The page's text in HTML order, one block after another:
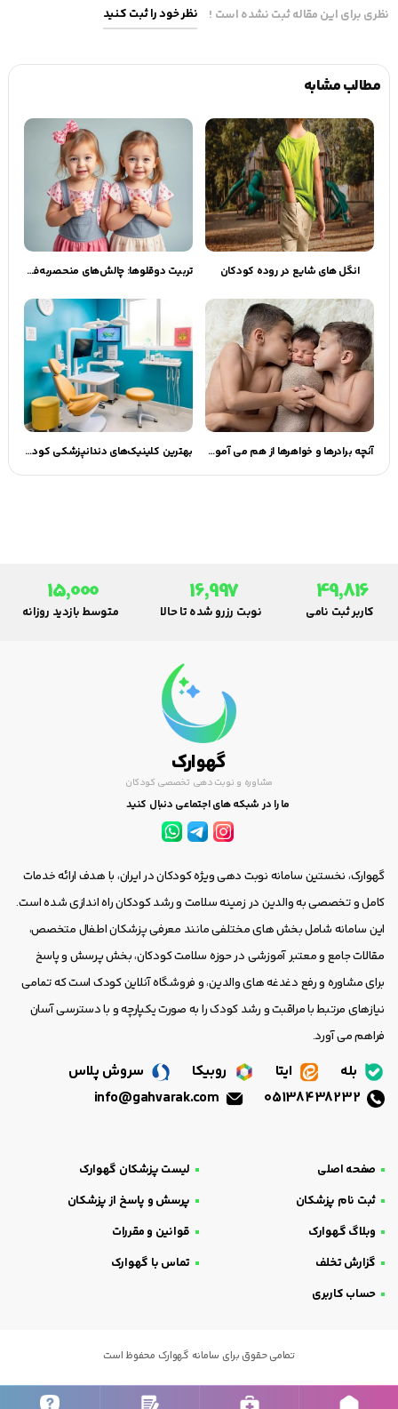
نظری برای این مقاله ثبت نشده است ! نظر خود را ثبت کنید
مطالب مشابه
انگل های شایع در روده کودکان تربیت دوقلوها: چالش‌های منحصربه‌فرد والدین در ایجاد هویت جداگانه
آنچه برادرها و خواهرها از هم می آموزند | گهوارک بهترین کلینیک‌های دندانپزشکی کودکان در مشهد | راهنمای جامع والدین
49,816
کاربر ثبت نامی
16,997
نوبت رزرو شده تا حالا
15,000
متوسط بازدید روزانه
گهوارک
مشاوره و نوبت دهی تخصصی کودکان
ما را در شبکه های اجتماعی دنبال کنید
گهوارک، نخستین سامانه نوبت دهی ویژه کودکان در ایران، با هدف ارائه خدمات
کامل و تخصصی به والدین در زمینه سلامت و رشد کودکان راه اندازی شده است.
این سامانه شامل بخش های مختلفی مانند معرفی پزشکان اطفال متخصص،
مقالات جامع و معتبر آموزشی در حوزه سلامت کودکان، بخش پرسش و پاسخ
برای مشاوره و رفع دغدغه های والدین، و فروشگاه آنلاین کودک است که تمامی
نیازهای مرتبط با مراقبت و رشد کودک را به صورت یکپارچه و با دسترسی آسان
فراهم می آورد.
بله ایتا روبیکا
سروش پلاس
صفحه اصلی
لیست پزشکان گهوارک
ثبت نام پزشکان
پرسش و پاسخ از پزشکان
وبلاگ گهوارک
قوانین و مقررات
گزارش تخلف
تماس با گهوارک
حساب کاربری
تمامی حقوق برای سامانه گهوارک محفوظ است